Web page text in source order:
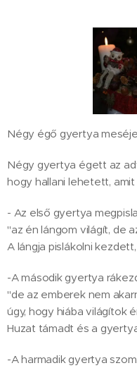
Négy égő gyertya meséje
Négy gyertya égett az
hogy hallani lehetett,
- Az első gyertya
"az én lángom világít, de
A lángja pislákolni
-A második gyertya
"de az emberek nem
úgy, hogy hiába világítok
Huzat támadt és a
-A harmadik gyertya